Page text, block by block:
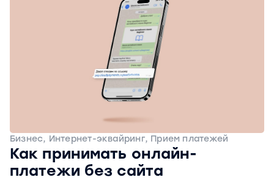
Бизнес, Интернет-эквайринг, Прием платежей
Как принимать онлайн-
платежи без сайта